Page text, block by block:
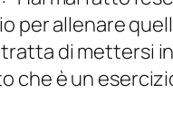
per allenare
tratta di mettersi
è un